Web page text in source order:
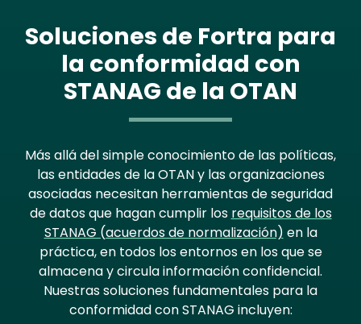
Soluciones de Fortra para
la conformidad con
STANAG de la OTAN
Más allá del simple conocimiento de las políticas,
las entidades de la OTAN y las organizaciones
asociadas necesitan herramientas de seguridad
de datos que hagan cumplir los requisitos de los
STANAG (acuerdos de normalización) en la
práctica, en todos los entornos en los que se
almacena y circula información confidencial.
Nuestras soluciones fundamentales para la
conformidad con STANAG incluyen: